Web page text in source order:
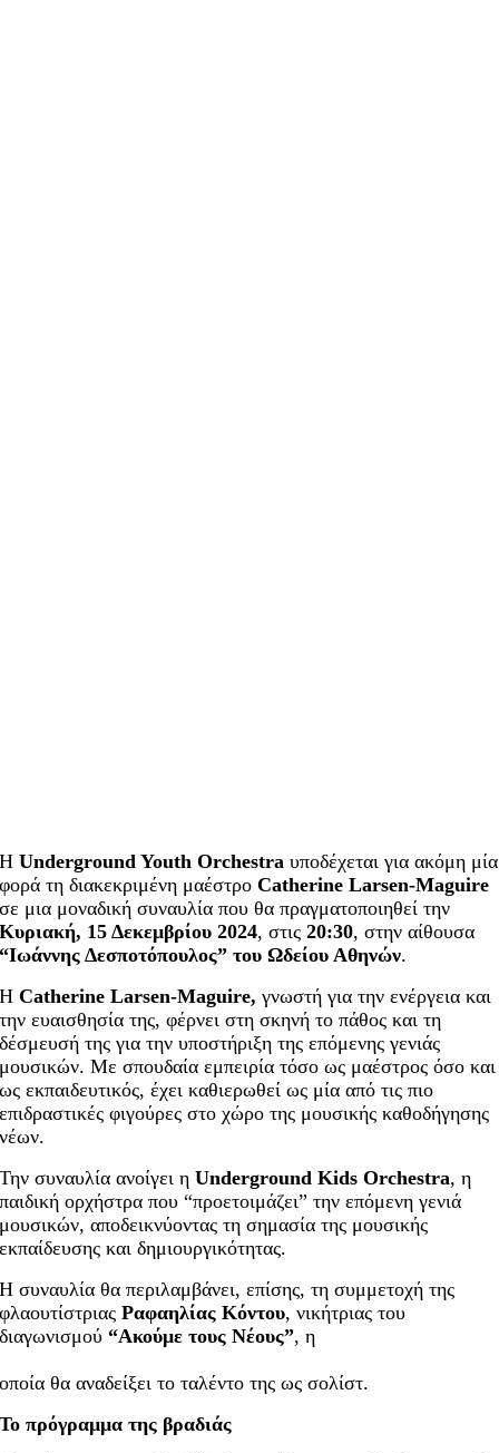
ΗUnderground Youth Orchestra υποδέχεται για ακόμη μία
φορά τη διακεκριμένη μαέστροCatherine Larsen-Maguire
σε μια μοναδική συναυλία που θα πραγματοποιηθεί την
Κυριακή, 15 Δεκεμβρίου 2024, στις20:30, στην αίθουσα
“Ιωάννης Δεσποτόπουλος” του Ωδείου Αθηνών.
ΗCatherine Larsen-Maguire,γνωστή για την ενέργεια και
την ευαισθησία της, φέρνει στη σκηνή το πάθος και τη
δέσμευσή της για την υποστήριξη της επόμενης γενιάς
μουσικών. Με σπουδαία εμπειρία τόσο ως μαέστρος όσο και
ως εκπαιδευτικός, έχει καθιερωθεί ως μία από τις πιο
επιδραστικές φιγούρες στο χώρο της μουσικής καθοδήγησης
νέων.
Την συναυλία ανοίγει ηUnderground Kids Orchestra, η
παιδική ορχήστρα που “προετοιμάζει” την επόμενη γενιά
μουσικών, αποδεικνύοντας τη σημασία της μουσικής
εκπαίδευσης και δημιουργικότητας.
Η συναυλία θα περιλαμβάνει, επίσης, τη συμμετοχή της
φλαουτίστριαςΡαφαηλίας Κόντου, νικήτριας του
διαγωνισμού “Ακούμε τους Νέους”, η
οποία θα αναδείξει το ταλέντο της ως σολίστ.
Το πρόγραμμα της βραδιάς